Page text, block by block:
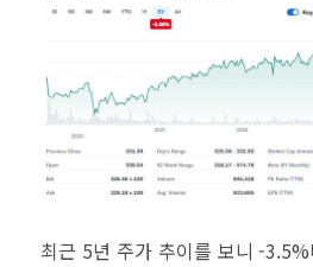
최근 5년 주가 추이를 보니 -